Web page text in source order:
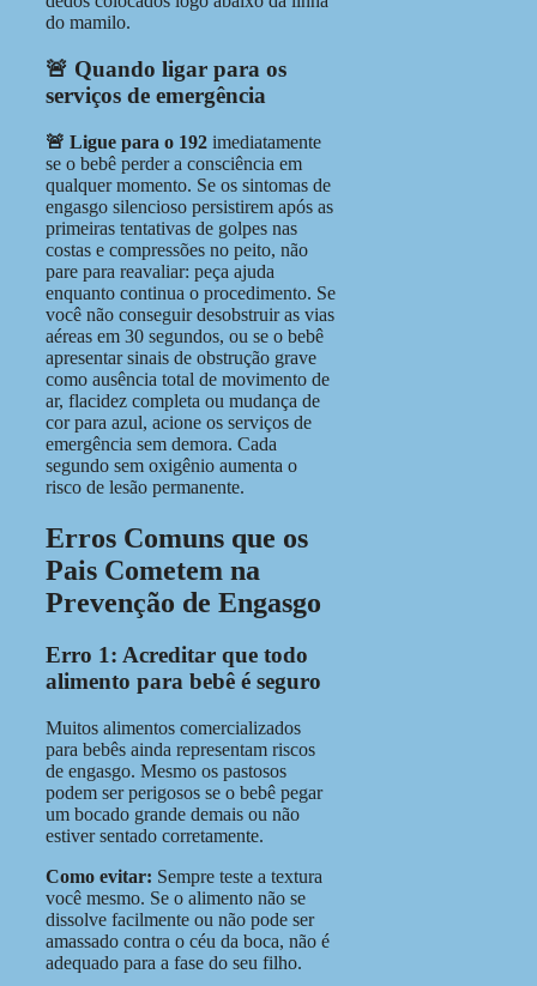
do mamilo.
🚨 Quando ligar para os
serviços de emergência
🚨 Ligue para o 192 imediatamente
se o bebê perder a consciência em
qualquer momento. Se os sintomas de
engasgo silencioso persistirem após as
primeiras tentativas de golpes nas
costas e compressões no peito, não
pare para reavaliar: peça ajuda
enquanto continua o procedimento. Se
você não conseguir desobstruir as vias
aéreas em 30 segundos, ou se o bebê
apresentar sinais de obstrução grave
como ausência total de movimento de
ar, flacidez completa ou mudança de
cor para azul, acione os serviços de
emergência sem demora. Cada
segundo sem oxigênio aumenta o
risco de lesão permanente.
Erros Comuns que os
Pais Cometem na
Prevenção de Engasgo
Erro 1: Acreditar que todo
alimento para bebê é seguro
Muitos alimentos comercializados
para bebês ainda representam riscos
de engasgo. Mesmo os pastosos
podem ser perigosos se o bebê pegar
um bocado grande demais ou não
estiver sentado corretamente.
Como evitar: Sempre teste a textura
você mesmo. Se o alimento não se
dissolve facilmente ou não pode ser
amassado contra o céu da boca, não é
adequado para a fase do seu filho.